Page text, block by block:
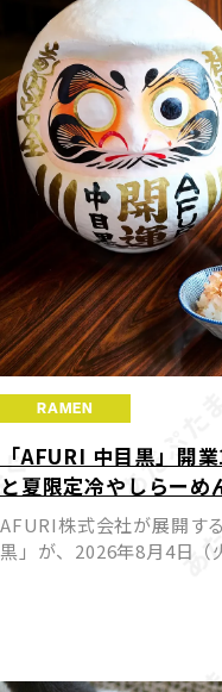
RAMEN
「AFURI 中目黒」開
と夏限定冷やしらーめ
AFURI株式会社が展開す
黒」が、2026年8月4日（